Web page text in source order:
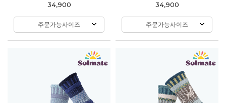
34,900
주문가능사이즈
34,900
주문가능사이즈